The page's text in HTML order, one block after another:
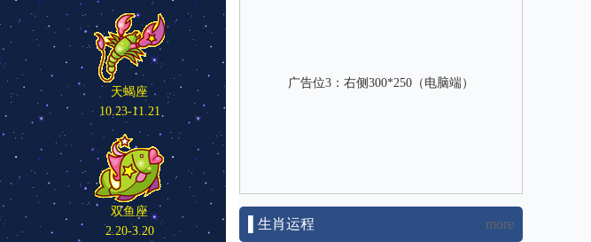
天蝎座
10.23-11.21
双鱼座
2.20-3.20
广告位3：右侧300*250（电脑端）
▌生肖运程 more